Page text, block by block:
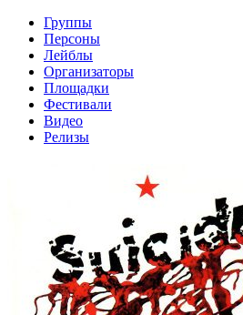
Группы
Персоны
Лейблы
Организаторы
Площадки
Фестивали
Видео
Релизы